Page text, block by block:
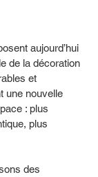
aujourd’hui
de la décoration
et
une nouvelle
: plus
plus
des